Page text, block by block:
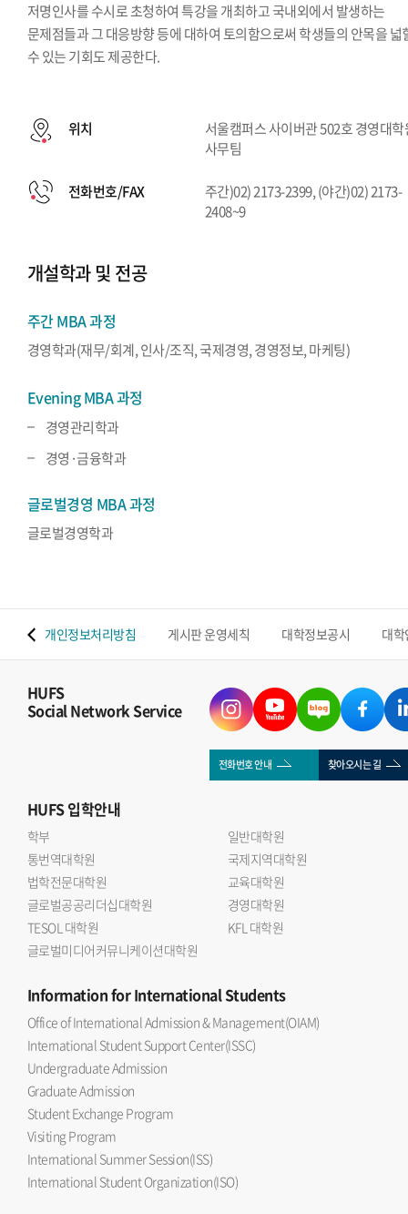
저명인사를 수시로 초청하여 특강을 개최하고 국내외에서 발생하는
문제점들과 그 대응방향 등에 대하여 토의함으로써 학생들의 안목을 넓
수 있는 기회도 제공한다.
위치
서울캠퍼스 사이버관 502호 경영대
사무팀
전화번호/FAX
주간)02) 2173-2399, (야간)02) 2173-
2408~9
개설학과 및 전공
주간 MBA 과정
경영학과(재무/회계, 인사/조직, 국제경영, 경영정보, 마케팅)
Evening MBA 과정
경영관리학과
경영·금융학과
글로벌경영 MBA 과정
글로벌경영학과
개인정보처리방침 게시판 운영세칙 대학정보공시 대
HUFS
Social Network Service
전화번호 안내 찾아오시는 길
HUFS입학안내
학부
일반대학원
통번역대학원
국제지역대학원
법학전문대학원
교육대학원
글로벌공공리더십대학원
경영대학원
TESOL 대학원
KFL 대학원
글로벌미디어커뮤니케이션대학원
Informationfor International Students
Office of International Admission & Management(OIAM)
International Student Support Center(ISSC)
Undergraduate Admission
Graduate Admission
Student Exchange Program
Visiting Program
International Summer Session(ISS)
International Student Organization(ISO)